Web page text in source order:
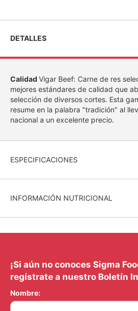
DETALLES
Calidad Vigar Beef: Carne de res
mejores estándares de calidad que
selección de diversos cortes. Esta
resume en la palabra "tradición" al
nacional a un excelente precio.
ESPECIFICACIONES
INFORMACIÓN NUTRICIONAL
¡Si aún no conoces Sigma
regístrate a nuestro Boletín
Nombre: